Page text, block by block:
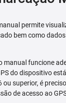
permite
bem como
manual funcione
do dispositivo
ou superior, é
de acesso ao